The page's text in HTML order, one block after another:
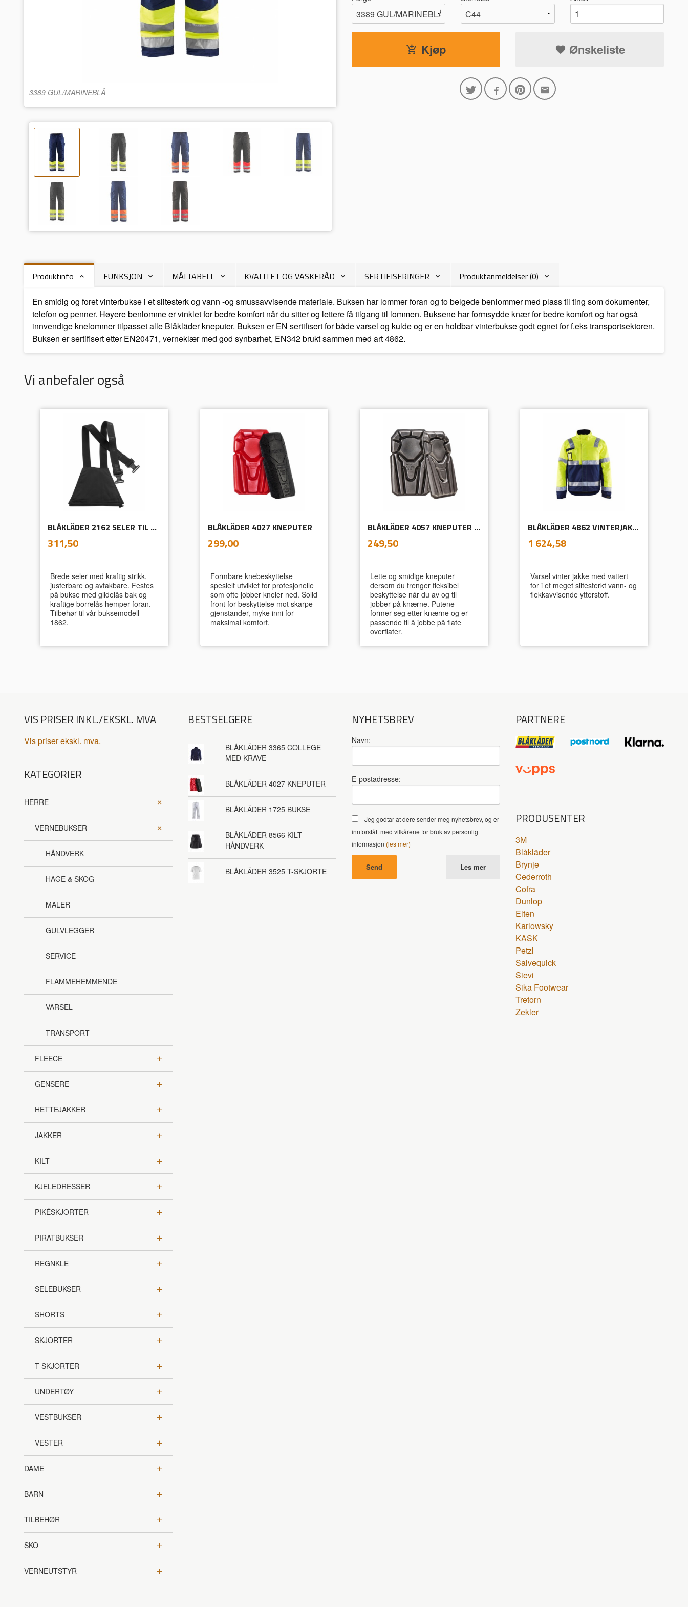
3389 GUL/MARINEBLÅ
Kjøp Ønskeliste
Produktinfo FUNKSJON MÅLTABELL KVALITET OG VASKERÅD SERTIFISERINGER Produktanmeldelser (0)
En smidig og foret vinterbukse i et slitesterk og vann -og smussavvisende materiale. Buksen har lommer foran og to belgede benlommer med plass til ting som dokumenter,
telefon og penner. Høyere benlomme er vinklet for bedre komfort når du sitter og lettere få tilgang til lommen. Buksene har formsydde knær for bedre komfort og har også
innvendige knelommer tilpasset alle Blåkläder kneputer. Buksen er EN sertifisert for både varsel og kulde og er en holdbar vinterbukse godt egnet for f.eks transportsektoren.
Buksen er sertifisert etter EN20471, verneklær med god synbarhet, EN342 brukt sammen med art 4862.
Vi anbefaler også
BLÅKLÄDER 2162 SELER TIL BUKSE 1862
Pris
311,50mva.
Brede seler med kraftig strikk,
justerbare og avtakbare. Festes
på bukse med glidelås bak og
kraftige borrelås hemper foran.
Tilbehør til vår buksemodell
1862.
BLÅKLÄDER 4027 KNEPUTER
Pris
299,00mva.
Formbare knebeskyttelse
spesielt utviklet for profesjonelle
som ofte jobber kneler ned. Solid
front for beskyttelse mot skarpe
gjenstander, myke inni for
maksimal komfort.
BLÅKLÄDER 4057 KNEPUTER SERVICE
Pris
249,50mva.
Lette og smidige kneputer
dersom du trenger fleksibel
beskyttelse når du av og til
jobber på knærne. Putene
former seg etter knærne og er
passende til å jobbe på flate
overflater.
BLÅKLÄDER 4862 VINTERJAKKE VARSEL
Pris
1 624,58mva.
Varsel vinter jakke med vattert
for i et meget slitesterkt vann- og
flekkavvisende ytterstoff.
VIS PRISER INKL./EKSKL. MVA
Vis priser ekskl. mva.
KATEGORIER
HERRE
VERNEBUKSER
HÅNDVERK
HAGE & SKOG
MALER
GULVLEGGER
SERVICE
FLAMMEHEMMENDE
VARSEL
TRANSPORT
FLEECE
GENSERE
HETTEJAKKER
JAKKER
KILT
KJELEDRESSER
PIKÉSKJORTER
PIRATBUKSER
REGNKLE
SELEBUKSER
SHORTS
SKJORTER
T-SKJORTER
UNDERTØY
VESTBUKSER
VESTER
DAME
BARN
TILBEHØR
SKO
VERNEUTSTYR
BESTSELGERE
BLÅKLÄDER 3365 COLLEGE
MED KRAVE
BLÅKLÄDER 4027 KNEPUTER
BLÅKLÄDER 1725 BUKSE
BLÅKLÄDER 8566 KILT
HÅNDVERK
BLÅKLÄDER 3525 T-SKJORTE
NYHETSBREV
Navn:
E-postadresse:
Jeg godtar at dere sender meg nyhetsbrev, og er
innforstått med vilkårene for bruk av personlig
informasjon (les mer)
Les mer
PARTNERE
PRODUSENTER
3M
Blåkläder
Brynje
Cederroth
Cofra
Dunlop
Elten
Karlowsky
KASK
Petzl
Salvequick
Sievi
Sika Footwear
Tretorn
Zekler